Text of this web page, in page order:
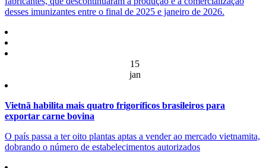
desses imunizantes entre o final de 2025 e janeiro de 2026.
15
jan
Vietnã habilita mais quatro frigoríficos brasileiros para
exportar carne bovina
O país passa a ter oito plantas aptas a vender ao mercado vietnamita,
dobrando o número de estabelecimentos autorizados